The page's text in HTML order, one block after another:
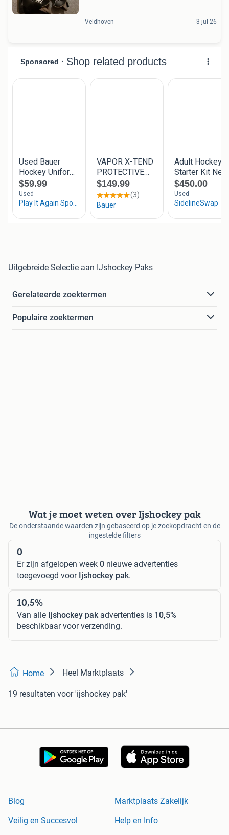
Veldhoven 3 jul 26
Uitgebreide Selectie aan IJshockey Paks
Gerelateerde zoektermen
Populaire zoektermen
Wat je moet weten over Ijshockey pak
De onderstaande waarden zijn gebaseerd op je zoekopdracht en de
ingestelde filters
0
Er zijn afgelopen week 0 nieuwe advertenties
toegevoegd voor Ijshockey pak.
10,5%
Van alle Ijshockey pak advertenties is 10,5%
beschikbaar voor verzending.
Home Heel Marktplaats
19 resultaten voor 'ijshockey pak'
Blog
Marktplaats Zakelijk
Veilig en Succesvol
Help en Info